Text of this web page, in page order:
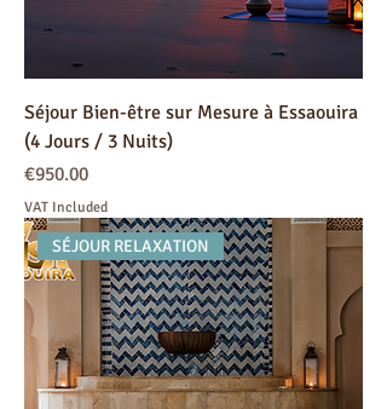
Séjour Bien-être sur Mesure à Essaouira
(4 Jours / 3 Nuits)
Price
€950.00
VAT Included
SÉJOUR RELAXATION